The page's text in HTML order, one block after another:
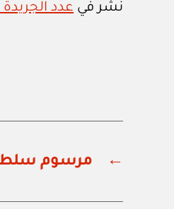
نشر في عدد الجريدة الرسمية
← مرسوم سلطاني رقم ٣٨ / ٢٠١٢